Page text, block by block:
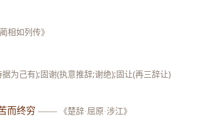
相如列传》
为己有);固谢(执意推辞;谢绝);固让(再三辞让)
而终穷 —— 《楚辞·屈原·涉江》